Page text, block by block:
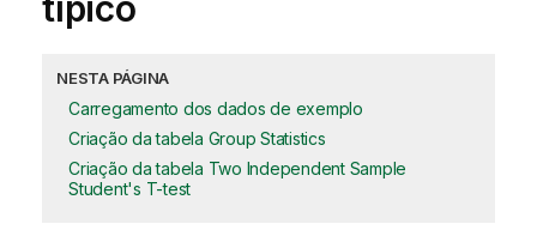
NESTA PÁGINA
Carregamento dos dados de exemplo
Criação da tabela Group Statistics
Criação da tabela Two Independent Sample
Student's T-test